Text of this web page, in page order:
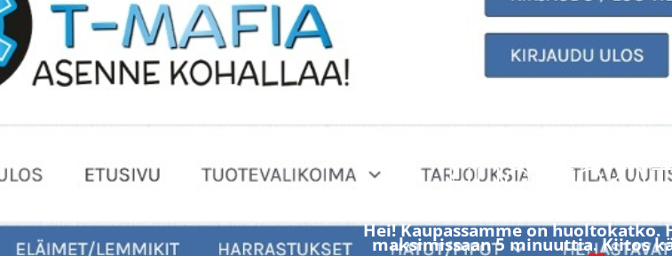
Hei! Kaupassamme on huoltokatko.
maksimissaan 5 minuuttia. Kiitos